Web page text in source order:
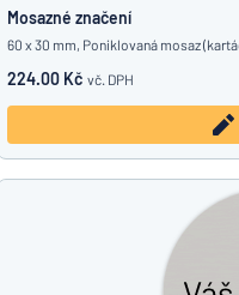
Mosazné značení
60 x 30 mm, Poniklovaná mosaz
224.00 Kč vč. DPH